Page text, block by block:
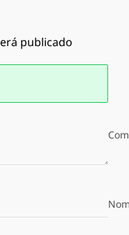
publicado